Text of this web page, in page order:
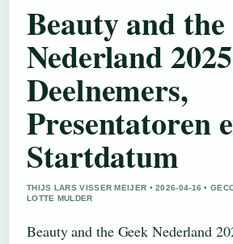
Beauty and
Nederland
Deelnemers,
Presentatoren
Startdatum
THIJS LARS VISSER MEIJER • 2026-04-16 •
LOTTE MULDER
Beauty and the Geek Nederland